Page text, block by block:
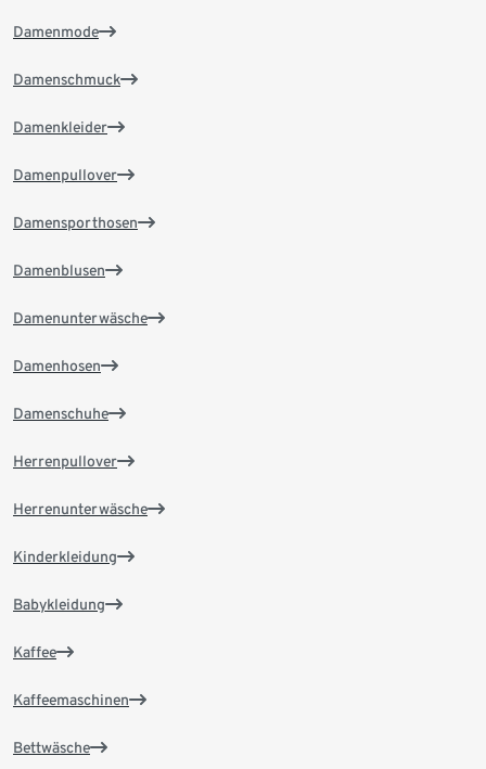
Damenmode
Damenschmuck
Damenkleider
Damenpullover
Damensporthosen
Damenblusen
Damenunterwäsche
Damenhosen
Damenschuhe
Herrenpullover
Herrenunterwäsche
Kinderkleidung
Babykleidung
Kaffee
Kaffeemaschinen
Bettwäsche